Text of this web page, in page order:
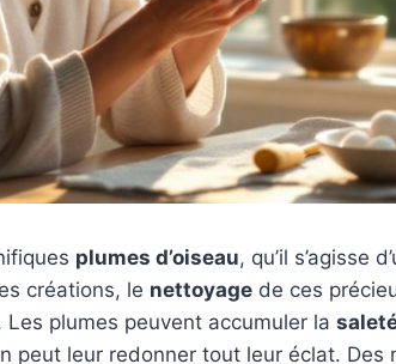
plumes d’oiseau, qu’il s’agisse
créations, le nettoyage de ces
plumes peuvent accumuler la
peut leur redonner tout leur éclat. Des